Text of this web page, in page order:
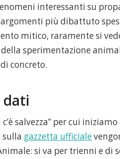
interessanti su
più dibattuto
mitico, raramente si
sperimentazione
concreto.
dati
salvezza” per cui
sulla gazzetta ufficiale
si va per trienni e di